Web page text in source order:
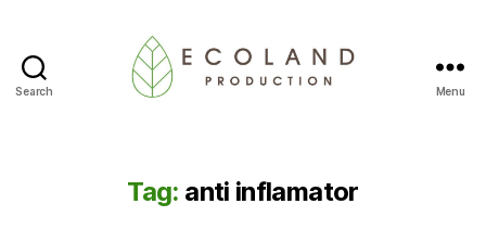
Search
Blog
Menu
Tag: anti inflamator